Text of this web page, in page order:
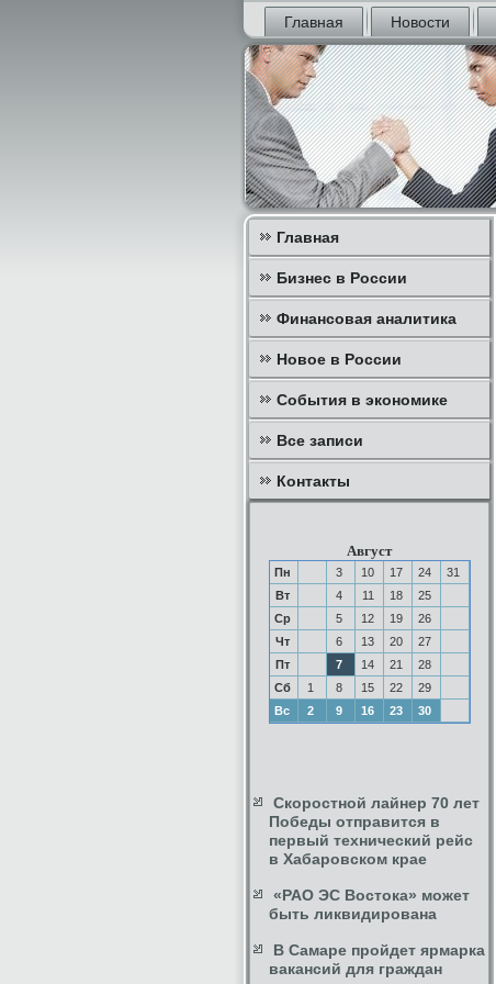
Главная Новости
Главная
Бизнес в России
Финансовая аналитика
Новое в России
События в экономике
Все записи
Контакты
Август
Пн 3 10 17 24
31
Вт
4 11 18
25
Ср
5 12 19
26
Чт
6 13 20
27
Пт
7 14 21
28
Сб
1 8 15 22
29
Вс
2 9 16 23 30
Скоростной лайнер 70 лет
Победы отправится в
первый технический рейс
в Хабаровском крае
«РАО ЭС Востока» может
быть ликвидирована
В Самаре пройдет ярмарка
вакансий для граждан